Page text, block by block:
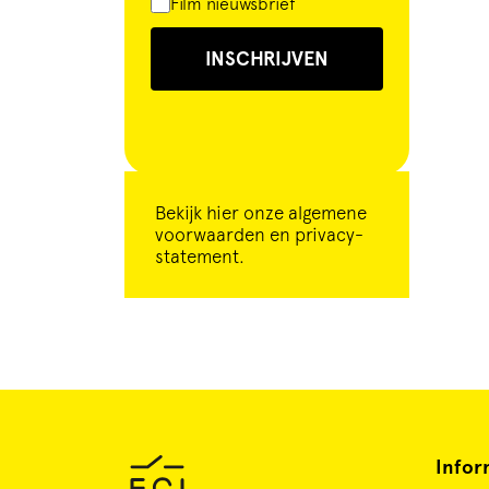
INSCHRIJVEN
Bekijk hier onze algemene
voorwaarden en privacy-
statement.